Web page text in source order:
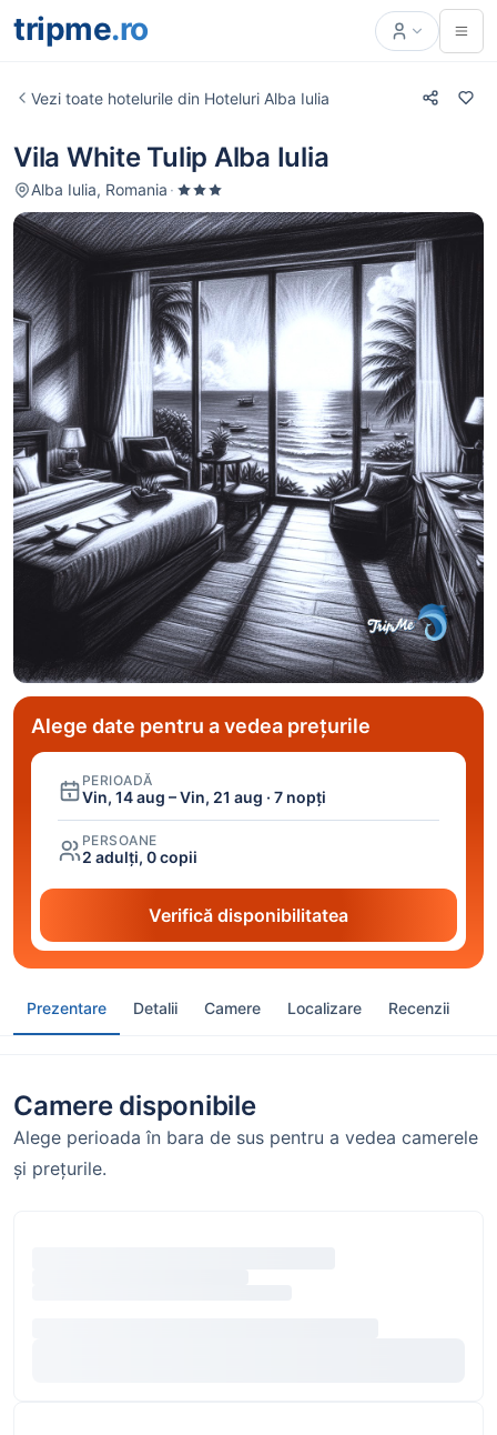
tripme.ro
Alege date pentru a vedea prețurile
PERIOADĂ
Vin, 14 aug – Vin, 21 aug · 7 nopți
PERSOANE
2 adulți, 0 copii
Verifică disponibilitatea
Vezi toate hotelurile din Hoteluri Alba Iulia
Prezentare Detalii Camere Localizare Recenzii
Vila White Tulip Alba Iulia
Alba Iulia, Romania ·
Camere disponibile
Alege perioada în bara de sus pentru a vedea camerele
și prețurile.